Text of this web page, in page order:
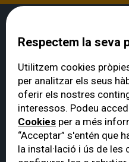
VERTE
microexfoliació palpebral (Blephex)
Blefaritis
Respectem la seva
Utilitzem cookies
per analitzar els seus
oferir els nostres
interessos. Podeu
Cookies per a més
“Acceptar” s'entén que
la instal·lació i ús de les